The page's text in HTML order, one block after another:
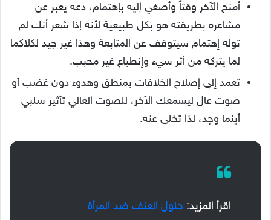
أمنح الآخر وقتاً وأصغي إليه بإهتمام، دعه يعبر عن
مشاعره بطريقته هو بكل طبيعية لأنه إذا شعر أنك لم
توله إهتمام سيتوقف عن المتابعة وهذا غير جيد لكلاكما
لما يتركه من أثر سيء وإنطباع غير محبب.
تعمد إلى إصلاح الخلافات بمنطق وهدوء دون غضب أو
صوت عال ليسمعك الآخر، للصوت العالي تأثير سلبي
أينما وجد، لذا تخلى عنه.
اقرأ المزيد: حلول العنف ضد المرأة